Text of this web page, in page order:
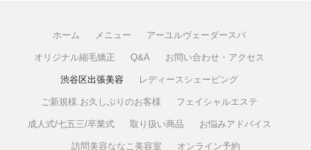
ホーム メニュー アーユルヴェーダースパ
オリジナル縮毛矯正 Q&A お問い合わせ・アクセス
渋谷区出張美容 レディースシェービング
ご新規様.お久しぶりのお客様 フェイシャルエステ
成人式/七五三/卒業式 取り扱い商品 お悩みアドバイス
訪問美容ななこ美容室 オンライン予約